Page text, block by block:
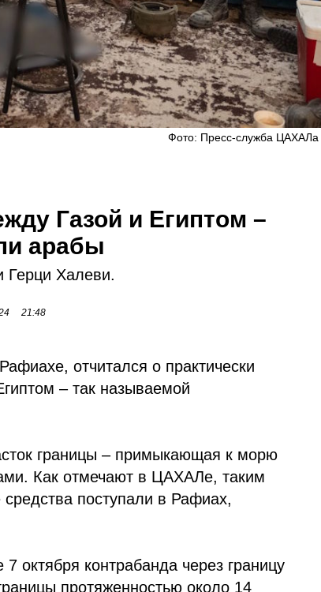
Фото: Пресс-служба ЦАХАЛа
Газой и Египтом –
арабы
Герци Халеви.
21:48
отчитался о практически
– так называемой
границы – примыкающая к морю
Как отмечают в ЦАХАЛе, таким
поступали в Рафиах,
октября контрабанда через границу
протяженностью около 14